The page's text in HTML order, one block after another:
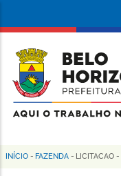
conteúdo
principal
da
Prefeitura
de
Horizonte
Trilha
INÍCIO - FAZENDA - LICITACAO -